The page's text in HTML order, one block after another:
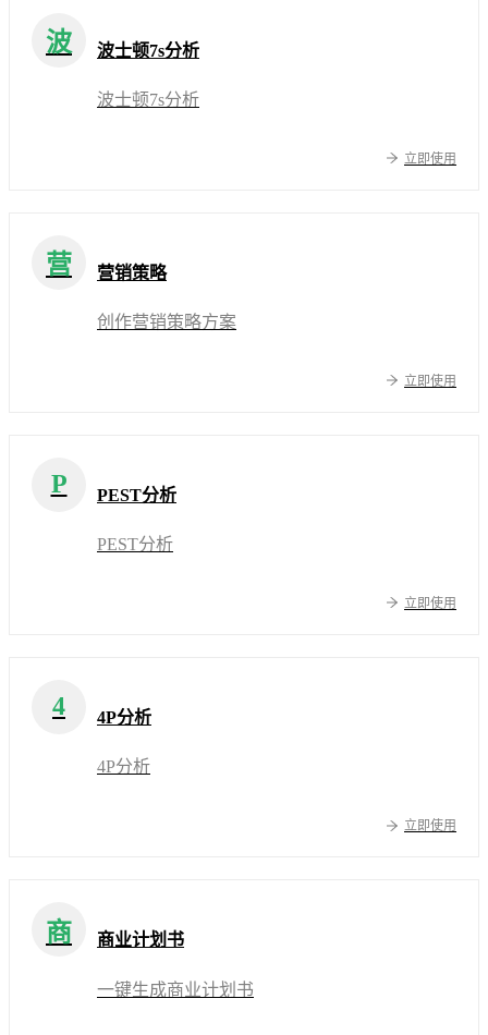
波 波士顿7s分析
波士顿7s分析
立即使用
营 营销策略
创作营销策略方案
立即使用
P PEST分析
PEST分析
立即使用
4 4P分析
4P分析
立即使用
商 商业计划书
一键生成商业计划书